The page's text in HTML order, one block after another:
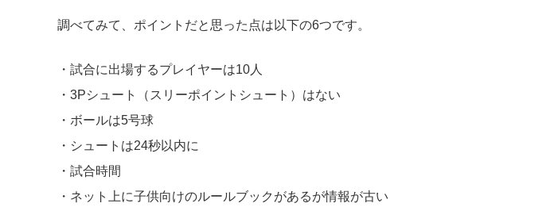
調べてみて、ポイントだと思った点は以下の6つです。
・試合に出場するプレイヤーは10人
・3Pシュート（スリーポイントシュート）はない
・ボールは5号球
・シュートは24秒以内に
・試合時間
・ネット上に子供向けのルールブックがあるが情報が古い